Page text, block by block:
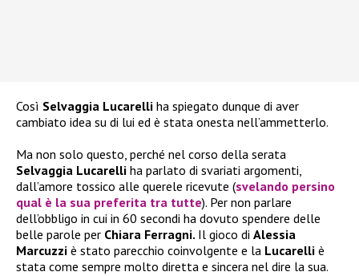
Così Selvaggia Lucarelli ha spiegato dunque di aver
cambiato idea su di lui ed è stata onesta nell’ammetterlo.
Ma non solo questo, perché nel corso della serata
Selvaggia Lucarelli ha parlato di svariati argomenti,
dall’amore tossico alle querele ricevute (svelando persino
qual è la sua preferita tra tutte). Per non parlare
dell’obbligo in cui in 60 secondi ha dovuto spendere delle
belle parole per Chiara Ferragni. Il gioco di Alessia
Marcuzzi è stato parecchio coinvolgente e la Lucarelli è
stata come sempre molto diretta e sincera nel dire la sua.